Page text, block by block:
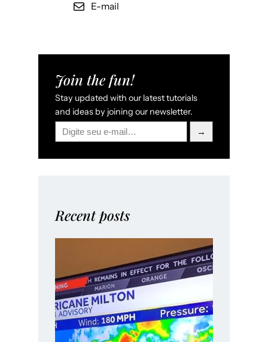
E-mail
Join the fun!
Stay updated with our latest tutorials
and ideas by joining our newsletter.
→
Recent posts